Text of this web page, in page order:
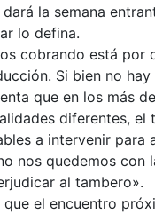
la semana
lo defina.
cobrando está por
Si bien no
que en los más
diferentes, el
a intervenir para
nos quedemos con
al tambero».
el encuentro